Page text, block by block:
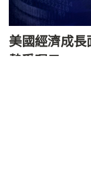
美國經濟成
勢受矚目